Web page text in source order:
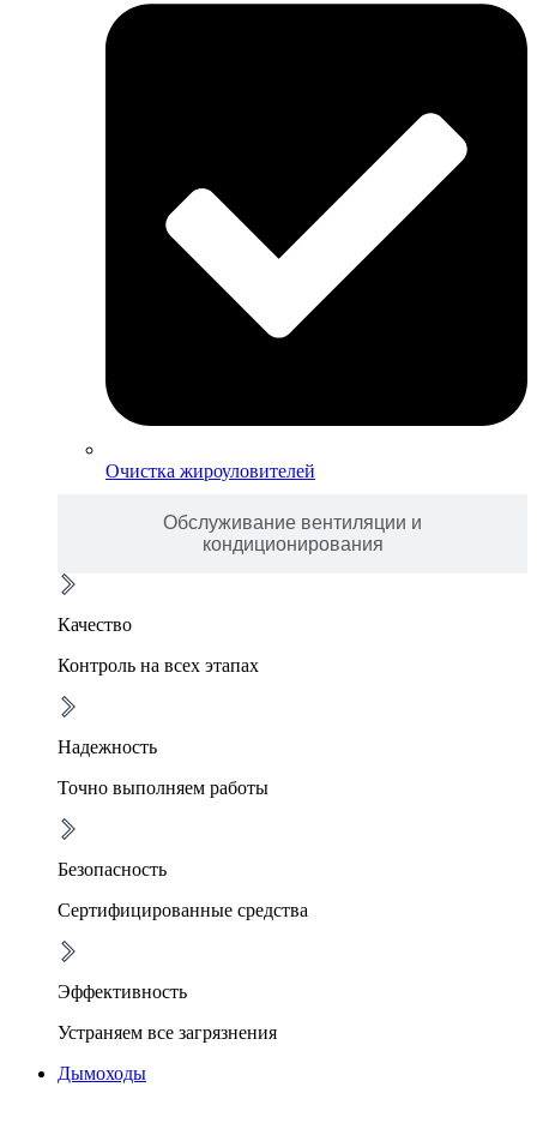
Обслуживание вентиляции и
кондиционирования
Очистка жироуловителей
Качество
Контроль на всех этапах
Надежность
Точно выполняем работы
Безопасность
Сертифицированные средства
Эффективность
Устраняем все загрязнения
Дымоходы